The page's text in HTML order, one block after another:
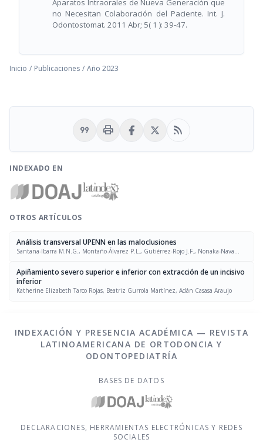
Aparatos Intraorales de Nueva Generación que
no Necesitan Colaboración del Paciente. Int. J.
Odontostomat. 2011 Abr; 5( 1 ): 39-47.
Inicio / Publicaciones / Año 2023
format_quote print rss_feed
INDEXADO EN
OTROS ARTÍCULOS
Análisis transversal UPENN en las maloclusiones
Santana-Ibarra M.N.G., Montaño-Álvarez P.L., Gutiérrez-Rojo J.F., Nonaka-Nava
Apiñamiento severo superior e inferior con extracción de un incisivo
inferior
Katherine Elizabeth Tarco Rojas, Beatriz Gurrola Martínez, Adán Casasa Araujo
INDEXACIÓN Y PRESENCIA ACADÉMICA — REVISTA
LATINOAMERICANA DE ORTODONCIA Y
ODONTOPEDIATRÍA
BASES DE DATOS
DECLARACIONES, HERRAMIENTAS ELECTRÓNICAS Y REDES
SOCIALES